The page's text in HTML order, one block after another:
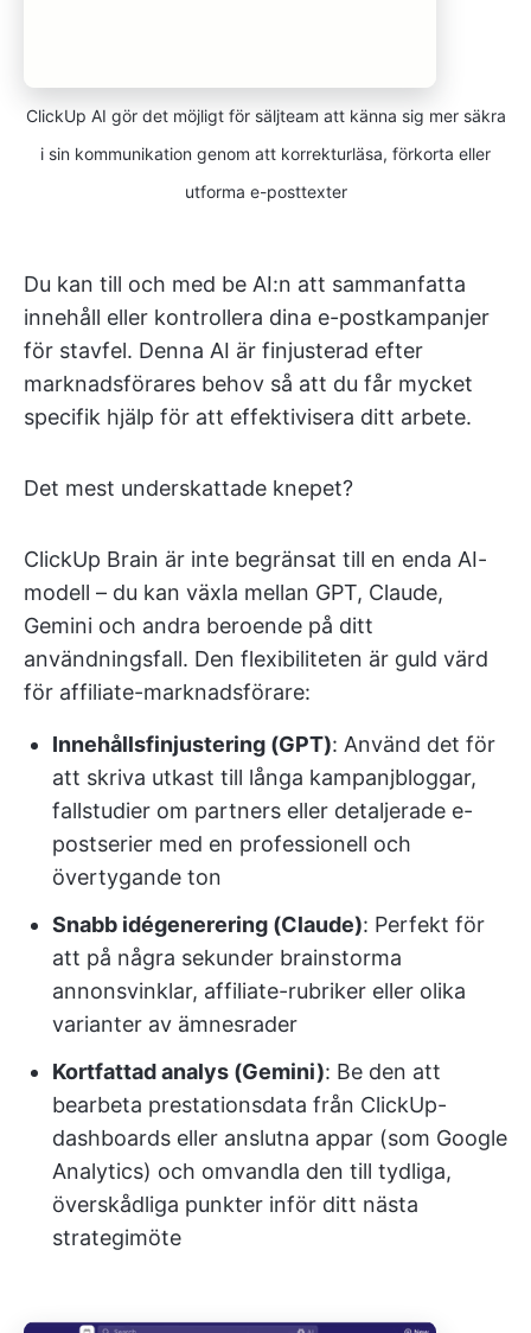
ClickUp AI gör det möjligt för säljteam att känna sig mer säkra
i sin kommunikation genom att korrekturläsa, förkorta eller
utforma e-posttexter
Du kan till och med be AI:n att sammanfatta
innehåll eller kontrollera dina e-postkampanjer
för stavfel. Denna AI är finjusterad efter
marknadsförares behov så att du får mycket
specifik hjälp för att effektivisera ditt arbete.
Det mest underskattade knepet?
ClickUp Brain är inte begränsat till en enda AI-
modell – du kan växla mellan GPT, Claude,
Gemini och andra beroende på ditt
användningsfall. Den flexibiliteten är guld värd
för affiliate-marknadsförare:
Innehållsfinjustering (GPT): Använd det för
att skriva utkast till långa kampanjbloggar,
fallstudier om partners eller detaljerade e-
postserier med en professionell och
övertygande ton
Snabb idégenerering (Claude): Perfekt för
att på några sekunder brainstorma
annonsvinklar, affiliate-rubriker eller olika
varianter av ämnesrader
Kortfattad analys (Gemini): Be den att
bearbeta prestationsdata från ClickUp-
dashboards eller anslutna appar (som Google
Analytics) och omvandla den till tydliga,
överskådliga punkter inför ditt nästa
strategimöte